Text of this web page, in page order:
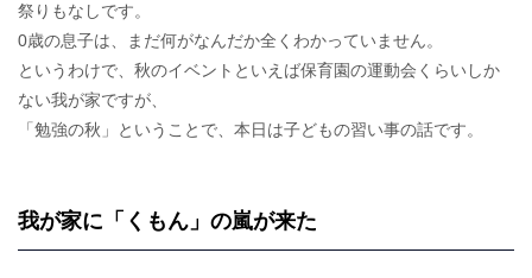
祭りもなしです。
0歳の息子は、まだ何がなんだか全くわかっていません。
というわけで、秋のイベントといえば保育園の運動会くらいしか
ない我が家ですが、
「勉強の秋」ということで、本日は子どもの習い事の話です。
我が家に「くもん」の嵐が来た